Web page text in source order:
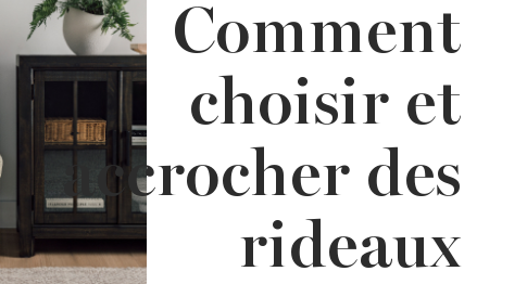
Comment
choisir et
accrocher des
rideaux